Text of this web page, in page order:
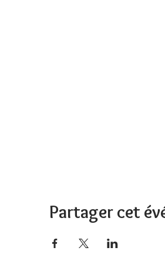
Partager cet